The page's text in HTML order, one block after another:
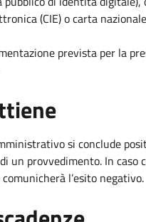
(CIE) o carta
prevista per la
si conclude
un provvedimento. In caso
l’esito negativo.